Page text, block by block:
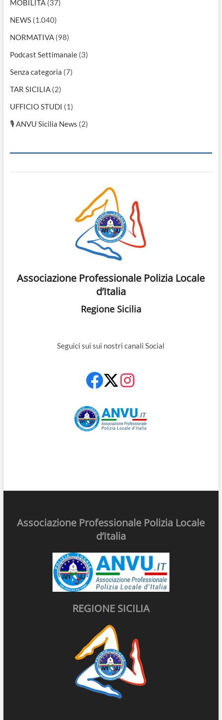
MOBILITÀ(37)
NEWS(1.040)
NORMATIVA(98)
Podcast Settimanale(3)
Senza categoria (7)
TAR SICILIA(2)
UFFICIO STUDI (1)
🎙 ANVU Sicilia News (2)
Associazione Professionale Polizia Locale
d’Italia
Regione Sicilia
Seguici sui sui nostri canali Social
Associazione Professionale Polizia Locale
d’Italia
REGIONE SICILIA